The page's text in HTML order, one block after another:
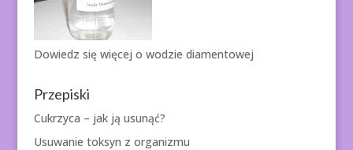
Dowiedz się więcej o wodzie diamentowej
Przepiski
Cukrzyca – jak ją usunąć?
Usuwanie toksyn z organizmu